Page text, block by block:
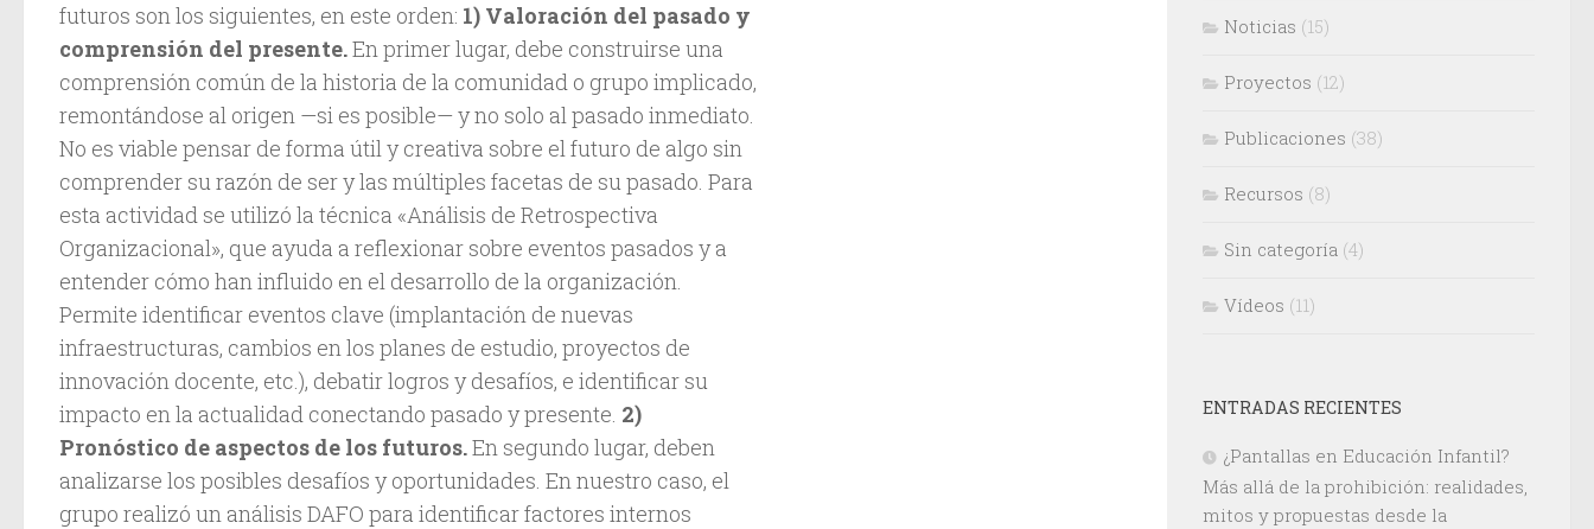
futuros son los siguientes, en este orden: 1) Valoración del pasado y
comprensión del presente.En primer lugar, debe construirse una
comprensión común de la historia de la comunidad o grupo implicado,
remontándose al origen —si es posible— y no solo al pasado inmediato.
No es viable pensar de forma útil y creativa sobre el futuro de algo sin
comprender su razón de ser y las múltiples facetas de su pasado. Para
esta actividad se utilizó la técnica «Análisis de Retrospectiva
Organizacional», que ayuda a reflexionar sobre eventos pasados y a
entender cómo han influido en el desarrollo de la organización.
Permite identificar eventos clave (implantación de nuevas
infraestructuras, cambios en los planes de estudio, proyectos de
innovación docente, etc.), debatir logros y desafíos, e identificar su
impacto en la actualidad conectando pasado y presente. 2)
Pronóstico de aspectos de los futuros.En segundo lugar, deben
analizarse los posibles desafíos y oportunidades. En nuestro caso, el
grupo realizó un análisis DAFO para identificar factores internos
Noticias (15)
Proyectos (12)
Publicaciones (38)
Recursos (8)
Sin categoría (4)
Vídeos (11)
ENTRADAS RECIENTES
¿Pantallas en Educación Infantil?
Más allá de la prohibición: realidades,
mitos y propuestas desde la